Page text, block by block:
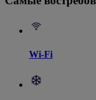
Wi-Fi